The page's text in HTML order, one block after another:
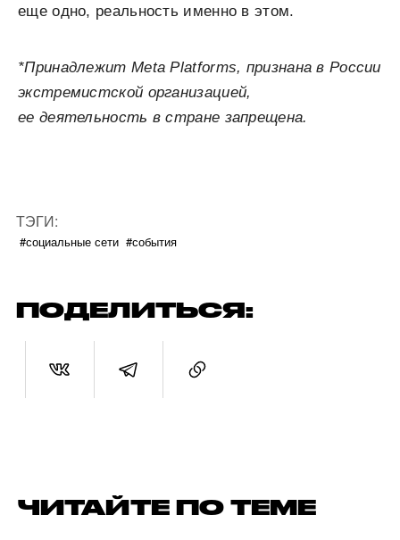
еще одно, реальность именно в этом.
*Принадлежит Meta Platforms, признана в России
экстремистской организацией,
ее деятельность в стране запрещена.
ТЭГИ:
#социальные сети #события
ПОДЕЛИТЬСЯ:
ЧИТАЙТЕ ПО ТЕМЕ